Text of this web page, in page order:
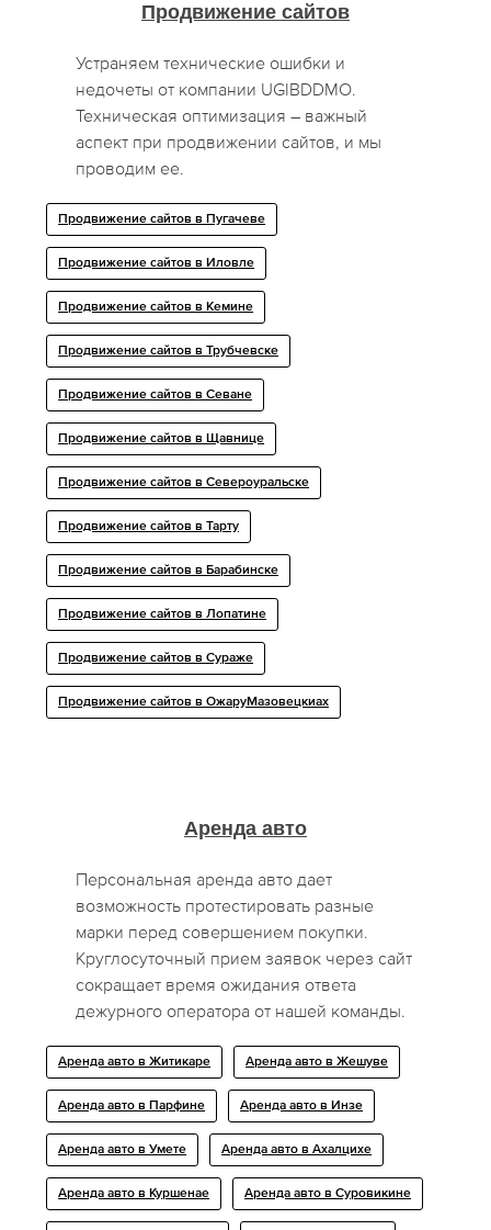
Продвижение сайтов
Устраняем технические ошибки и
недочеты от компании UGIBDDMO.
Техническая оптимизация – важный
аспект при продвижении сайтов, и мы
проводим ее.
Продвижение сайтов в Пугачеве
Продвижение сайтов в Иловле
Продвижение сайтов в Кемине
Продвижение сайтов в Трубчевске
Продвижение сайтов в Севане
Продвижение сайтов в Щавнице
Продвижение сайтов в Североуральске
Продвижение сайтов в Тарту
Продвижение сайтов в Барабинске
Продвижение сайтов в Лопатине
Продвижение сайтов в Сураже
Продвижение сайтов в ОжаруМазовецкиах
Аренда авто
Персональная аренда авто дает
возможность протестировать разные
марки перед совершением покупки.
Круглосуточный прием заявок через сайт
сокращает время ожидания ответа
дежурного оператора от нашей команды.
Аренда авто в Житикаре Аренда авто в Жешуве
Аренда авто в Парфине Аренда авто в Инзе
Аренда авто в Умете Аренда авто в Ахалцихе
Аренда авто в Куршенае Аренда авто в Суровикине